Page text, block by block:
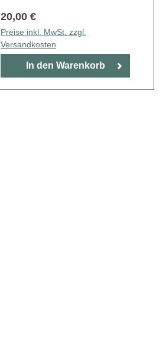
20,00 €
Preise inkl. MwSt. zzgl.
Versandkosten
In den Warenkorb